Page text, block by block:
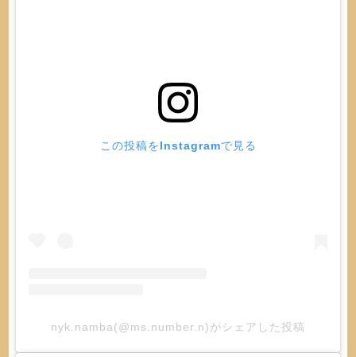
この投稿をInstagramで見る
nyk.namba(@ms.number.n)がシェアした投稿